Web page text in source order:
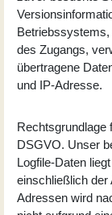
des Zugangs,
übertragene
und IP-Adresse.
Rechtsgrundlage
DSGVO. Unser
Logfile-Daten
einschließlich
Adressen wird